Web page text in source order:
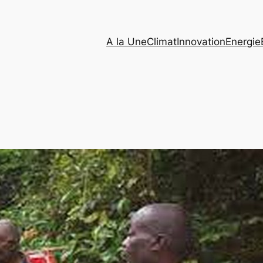
A la UneClimatInnovationEnergie